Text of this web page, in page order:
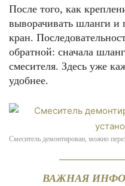
После того, как
выворачивать шланги и
кран.
обратной: сначала
смесителя. Здесь уже
удобнее.
Смеситель демонтирован, можно
ВАЖНАЯ